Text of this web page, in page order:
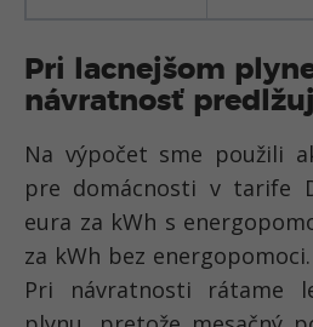
Pri lacnejšom
návratnosť
Na výpočet sme použili
pre domácnosti v tarife
eura za kWh s
za kWh bez
Pri návratnosti rátame